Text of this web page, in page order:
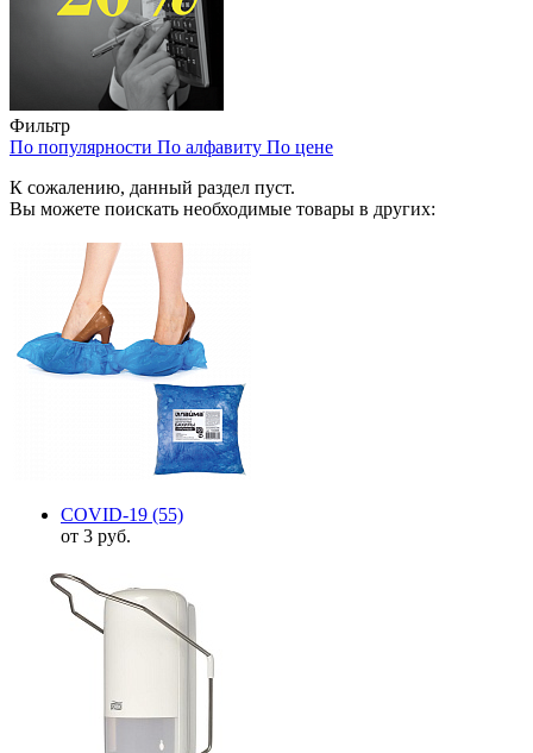
Фильтр
По популярности По алфавиту По цене
К сожалению, данный раздел пуст.
Вы можете поискать необходимые товары в других:
COVID-19 (55)
от 3 руб.